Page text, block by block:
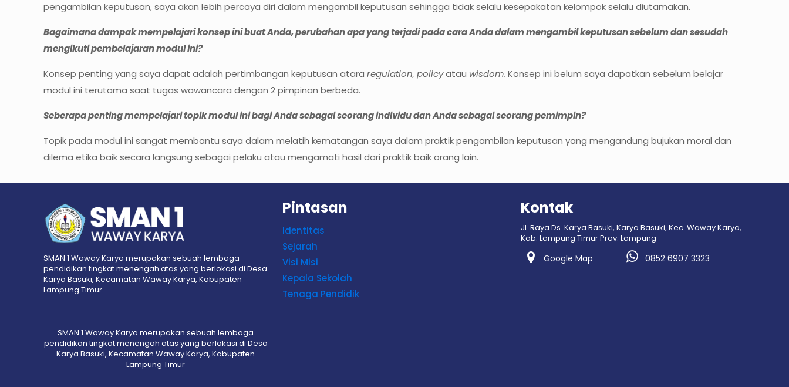
pengambilan keputusan, saya akan lebih percaya diri dalam mengambil keputusan sehingga tidak selalu kesepakatan kelompok selalu diutamakan.
Bagaimana dampak mempelajari konsep ini buat Anda, perubahan apa yang terjadi pada cara Anda dalam mengambil keputusan sebelum dan sesudah
mengikuti pembelajaran modul ini?
Konsep penting yang saya dapat adalah pertimbangan keputusan atararegulation, policyatau wisdom.Konsep ini belum saya dapatkan sebelum belajar
modul ini terutama saat tugas wawancara dengan 2 pimpinan berbeda.
Seberapa penting mempelajari topik modul ini bagi Anda sebagai seorang individu dan Anda sebagai seorang pemimpin?
Topik pada modul ini sangat membantu saya dalam melatih kematangan saya dalam praktik pengambilan keputusan yang mengandung bujukan moral dan
dilema etika baik secara langsung sebagai pelaku atau mengamati hasil dari praktik baik orang lain.
SMAN 1 Waway Karya merupakan sebuah lembaga
pendidikan tingkat menengah atas yang berlokasi di Desa
Karya Basuki, Kecamatan Waway Karya, Kabupaten
Lampung Timur
SMAN 1 Waway Karya merupakan sebuah lembaga
pendidikan tingkat menengah atas yang berlokasi di Desa
Karya Basuki, Kecamatan Waway Karya, Kabupaten
Lampung Timur
Pintasan
Identitas
Sejarah
Visi Misi
Kepala Sekolah
Tenaga Pendidik
Kontak
Jl. Raya Ds. Karya Basuki, Karya Basuki, Kec. Waway Karya,
Kab. Lampung Timur Prov. Lampung
Google Map 0852 6907 3323